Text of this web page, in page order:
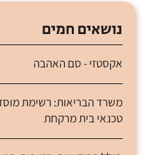
נושאים חמים
אקסטזי - סם האהבה
משרד הבריאות: רשימת
טכנאי בית מרקחת